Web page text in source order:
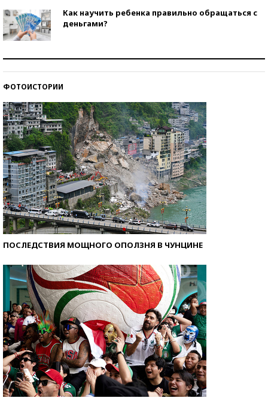
Как научить ребенка правильно обращаться с
деньгами?
ФОТОИСТОРИИ
ПОСЛЕДСТВИЯ МОЩНОГО ОПОЛЗНЯ В ЧУНЦИНЕ